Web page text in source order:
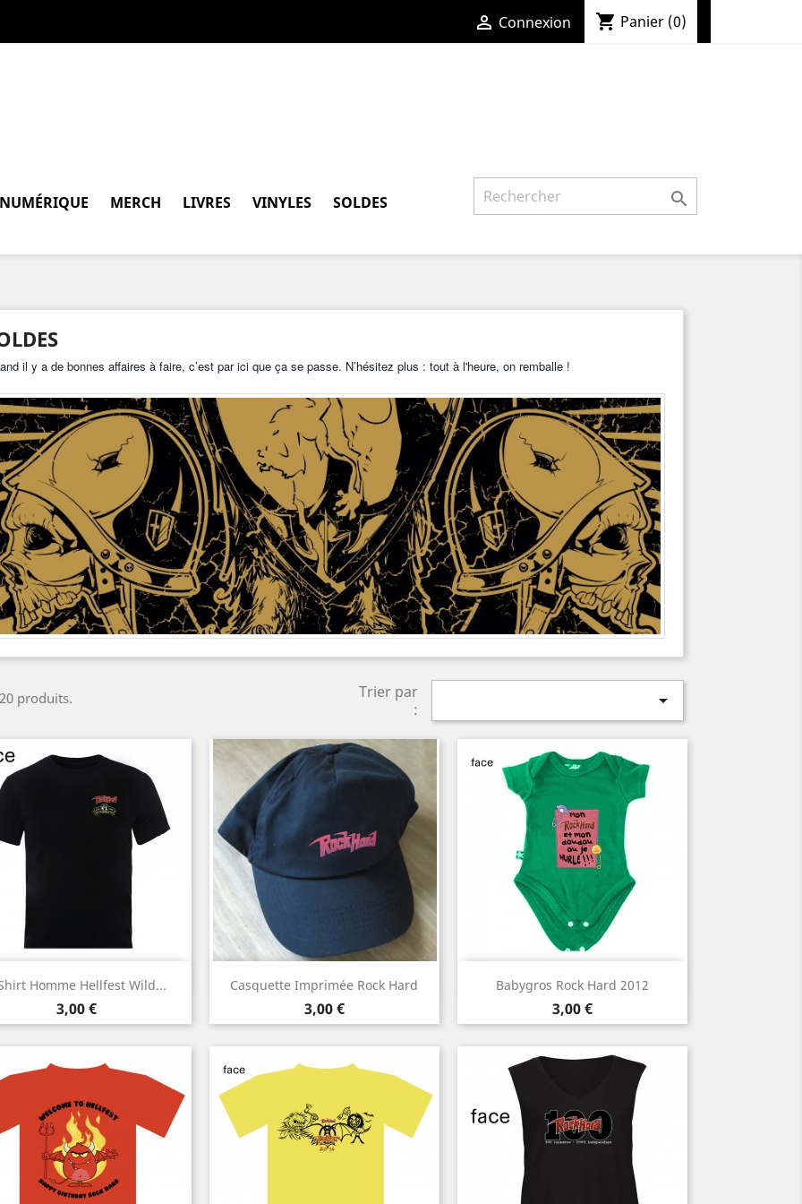
 Connexion shopping_cart Panier (0)
MERCH LIVRES VINYLES SOLDES 
il y a de bonnes affaires à faire, c’est par ici que ça se passe. N’hésitez plus : tout à l'heure, on remballe !
produits.
Trier par
:

Homme Hellfest Wild...
Prix
3,00 €
Aperçu rapide
Noir
Casquette Imprimée Rock Hard
Prix
3,00 €
Aperçu rapide Babygros Rock Hard 2012
Prix
3,00 €
Aperçu rapide
BleuVert